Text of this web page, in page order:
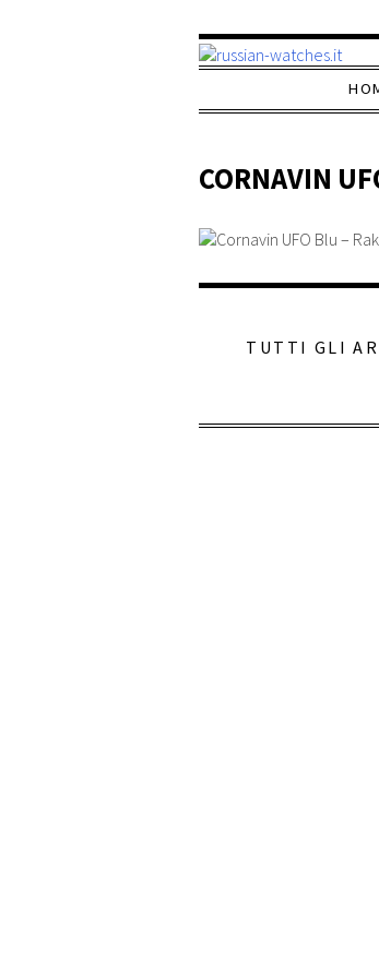
CORNAVIN
TUTTI GLI